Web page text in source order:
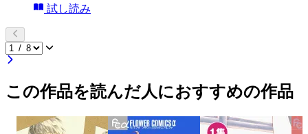
試し読み
この作品を読んだ人におすすめの作品